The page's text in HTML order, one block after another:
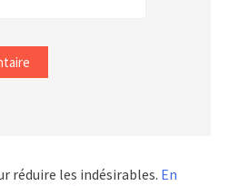
réduire les indésirables. En